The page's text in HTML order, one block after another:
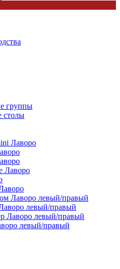
группы
столы
Лаворо
Лаворо
Лаворо левый/правый
левый/правый
Лаворо левый/правый
левый/правый